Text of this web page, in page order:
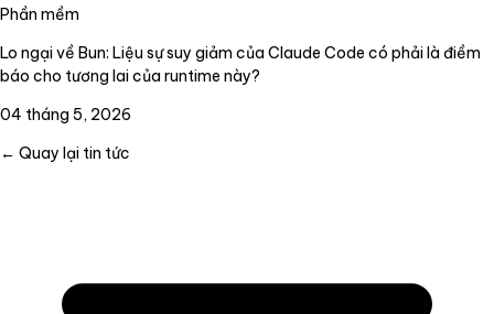
Phần mềm
Lo ngại về Bun: Liệu sự suy giảm của Claude Code có phải là điềm
báo cho tương lai của runtime này?
04 tháng 5, 2026
← Quay lại tin tức